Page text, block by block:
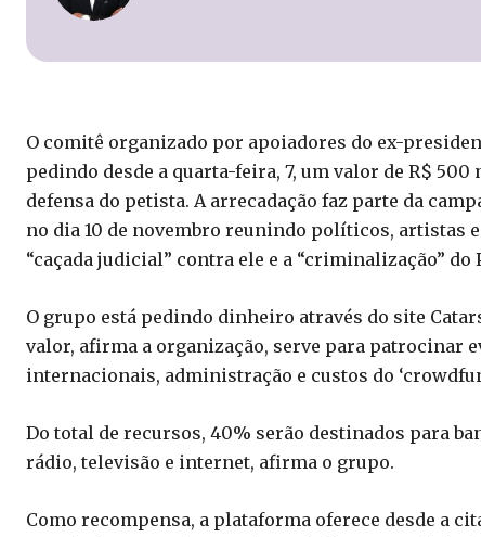
O comitê organizado por apoiadores do ex-
pedindo desde a quarta-feira, 7, um valor de R$
defensa do petista. A arrecadação faz parte da
no dia 10 de novembro reunindo políticos, artistas
“caçada judicial” contra ele e a “criminalização” do
O grupo está pedindo dinheiro através do site
valor, afirma a organização, serve para patrocinar
internacionais, administração e custos do
Do total de recursos, 40% serão destinados para
rádio, televisão e internet, afirma o grupo.
Como recompensa, a plataforma oferece desde a